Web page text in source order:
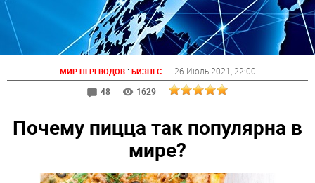
МИР ПЕРЕВОДОВ: БИЗНЕС 26 Июль 2021 , 22:00
48
1629
Почему пицца так популярна в
мире?